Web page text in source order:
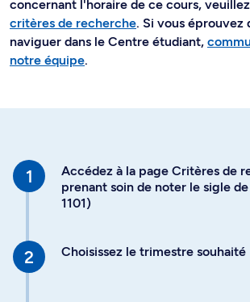
concernant l'horaire de ce cours,
critères de recherche. Si vous éprouvez
naviguer dans le Centre étudiant,
notre équipe.
Accédez à la page Critères de
prenant soin de noter le sigle
1101)
Choisissez le trimestre souhaité